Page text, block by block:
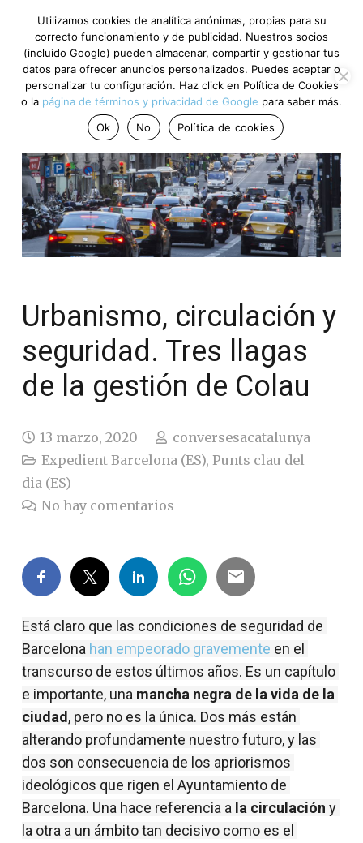
Urbanismo, circulación y
seguridad. Tres llagas
de la gestión de Colau
13 marzo, 2020
conversesacatalunya
Expedient Barcelona (ES),Punts clau del
dia (ES)
No hay comentarios
Está claro que las condiciones de seguridad de
Barcelona han empeorado gravemente en el
transcurso de estos últimos años. Es un capítulo
e importante, una mancha negra de la vida de la
ciudad , pero no es la única. Dos más están
alterando profundamente nuestro futuro, y las
dos son consecuencia de los apriorismos
ideológicos que rigen el Ayuntamiento de
Barcelona. Una hace referencia a la circulación y
Utilizamos cookies de analítica anónimas, propias para su
correcto funcionamiento y de publicidad. Nuestros socios
(incluido Google) pueden almacenar, compartir y gestionar tus
datos para ofrecer anuncios personalizados. Puedes aceptar o
personalizar tu configuración. Haz click en Política de Cookies
o la página de términos y privacidad de Google para saber más.
Ok
No Política de cookies